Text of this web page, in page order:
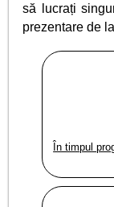
să lucrați
prezentare de
În timpul